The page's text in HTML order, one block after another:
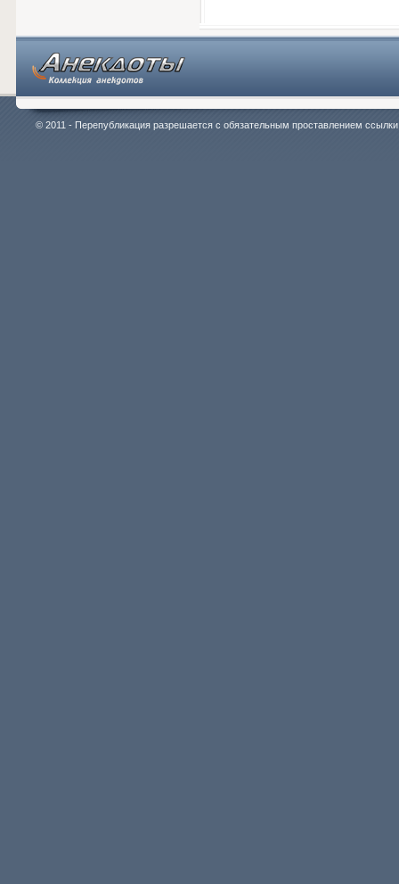
© 2011 - Перепубликация разрешается с обязательным проставлением